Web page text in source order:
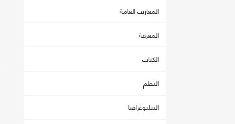
المعارف العامة
المعرفة
الكتاب
النظم
البيليوغرافيا